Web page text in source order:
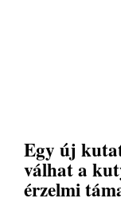
Egy új
válhat a
érzelmi